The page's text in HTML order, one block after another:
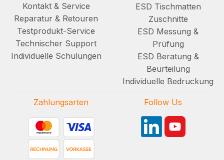
Kontakt & Service
Reparatur & Retouren
Testprodukt-Service
Technischer Support
Individuelle Schulungen
ESD Tischmatten
Zuschnitte
ESD Messung &
Prüfung
ESD Beratung &
Beurteilung
Individuelle Bedruckung
Zahlungsarten Follow Us